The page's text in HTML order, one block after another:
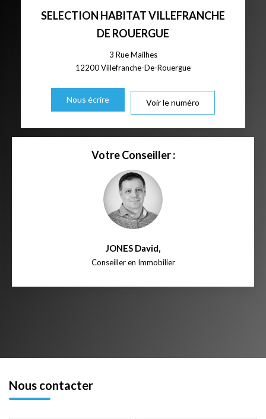
SELECTION HABITAT VILLEFRANCHE
DE ROUERGUE
3 Rue Mailhes
12200Villefranche-De-Rouergue
Nous écrire Voir le numéro
Votre Conseiller :
JONES David,
Conseiller en Immobilier
Nous contacter